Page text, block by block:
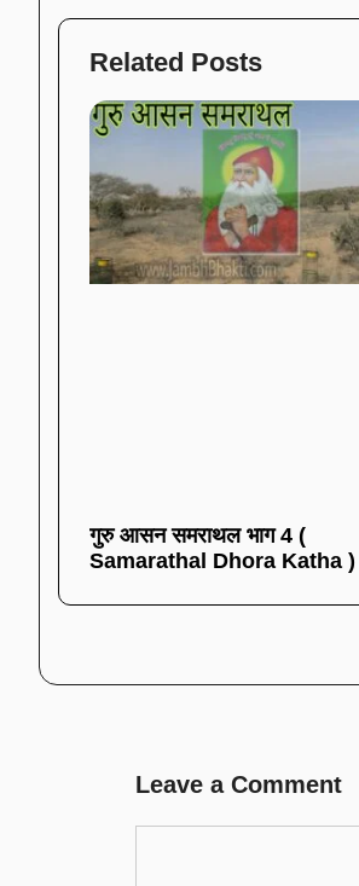
Related Posts
गुरु आसन समराथल भाग 4 (
Samarathal Dhora Katha )
Leave a Comment